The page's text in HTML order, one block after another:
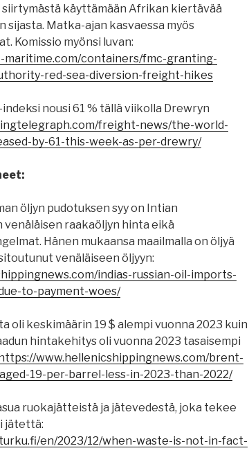
käyttämään Afrikan kiertävää
sijasta. Matka-ajan kasvaessa myös
Komissio myönsi luvan:
maritime.com/containers/fmc-granting-
red-sea-diversion-freight-hikes
nousi 61 % tällä viikolla Drewryn
freight-news/the-world-
by-61-this-week-as-per-drewry/
öljyn pudotuksen syy on Intian
raakaöljyn hinta eikä
Hänen mukaansa maailmalla on öljyä
venäläiseen öljyyn:
indias-russian-oil-imports-
to-payment-woes/
oli keskimäärin 19 $ alempi vuonna 2023 kuin
hintakehitys oli vuonna 2023 tasaisempi
https://www.hellenicshippingnews.com/brent-
19-per-barrel-less-in-2023-than-2022/
ruokajätteistä ja jätevedestä, joka tekee
jätettä:
en/2023/12/when-waste-is-not-in-fact-